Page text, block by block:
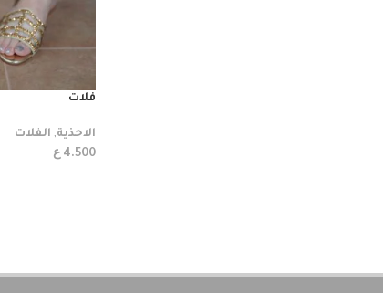
فلات
الاحذية, الفلات
4.500 ع